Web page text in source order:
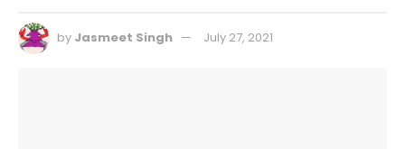
by Jasmeet Singh July 27, 2021